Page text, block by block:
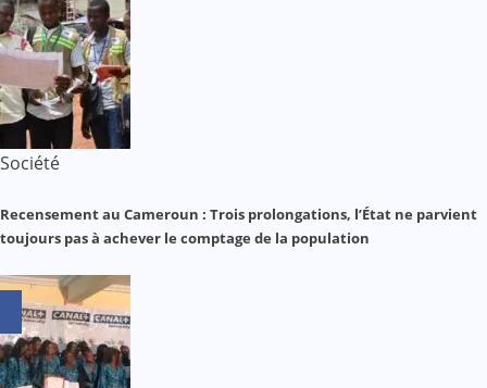
Société
Recensement au Cameroun : Trois prolongations, l’État ne parvient
toujours pas à achever le comptage de la population